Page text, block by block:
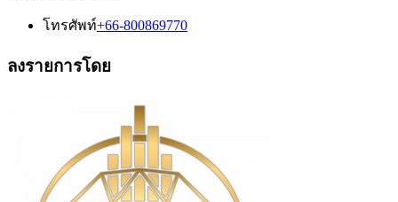
โทรศัพท์+66-800869770
ลงรายการโดย